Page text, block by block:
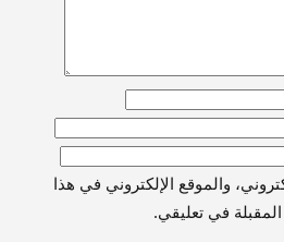
والموقع الإلكتروني في هذا
في تعليقي.